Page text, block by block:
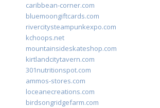
caribbean-corner.com
bluemoongiftcards.com
rivercitysteampunkexpo.com
kchoops.net
mountainsideskateshop.com
kirtlandcitytavern.com
301nutritionspot.com
ammos-stores.com
loceanecreations.com
birdsongridgefarm.com